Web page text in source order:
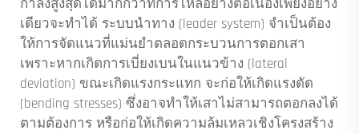
กำลังสูงสุดได้มากกว่าที่การไหลอย่างต่อเนื่องเพียงอย่าง
เดียวจะทำได้ ระบบนำทาง (leader system) จำเป็นต้อง
ให้การจัดแนวที่แม่นยำตลอดกระบวนการตอกเสา
เพราะหากเกิดการเบี่ยงเบนในแนวข้าง (lateral
deviation) ขณะเกิดแรงกระแทก จะก่อให้เกิดแรงดัด
(bending stresses) ซึ่งอาจทำให้เสาไม่สามารถตอกลงได้
ตามต้องการ หรือก่อให้เกิดความล้มเหลวเชิงโครงสร้าง